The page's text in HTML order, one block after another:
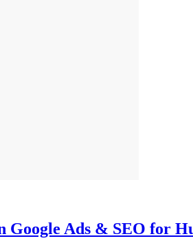
Google Ads & SEO for